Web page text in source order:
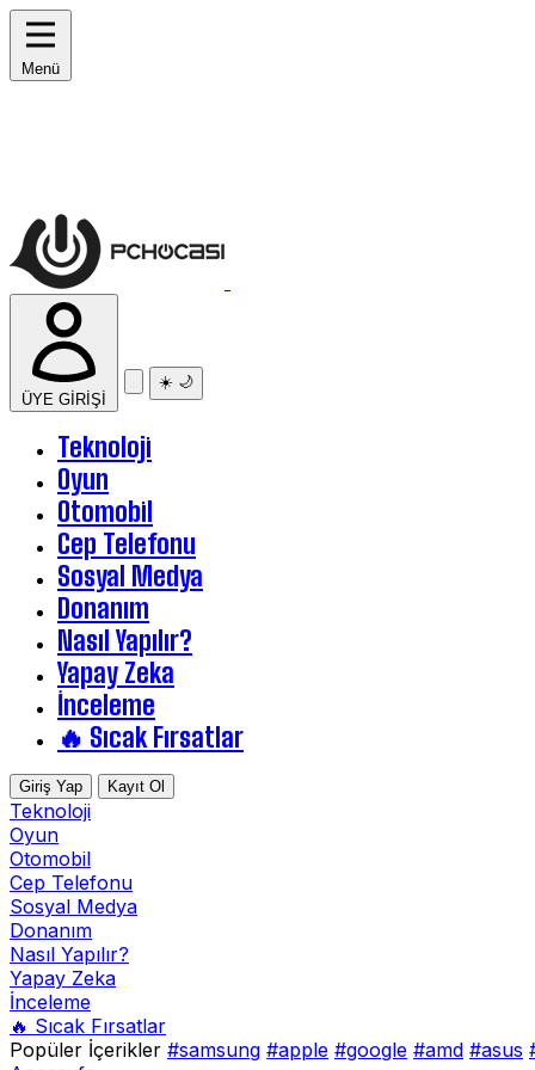
Menü
ÜYE GİRİŞİ
☀️ 🌙
Teknoloji
Oyun
Otomobil
Cep Telefonu
Sosyal Medya
Donanım
Nasıl Yapılır?
Yapay Zeka
İnceleme
🔥 Sıcak Fırsatlar
Giriş Yap Kayıt Ol
Teknoloji
Oyun
Otomobil
Cep Telefonu
Sosyal Medya
Donanım
Nasıl Yapılır?
Yapay Zeka
İnceleme
🔥 Sıcak Fırsatlar
Popüler İçerikler #samsung #apple #google #amd #asus